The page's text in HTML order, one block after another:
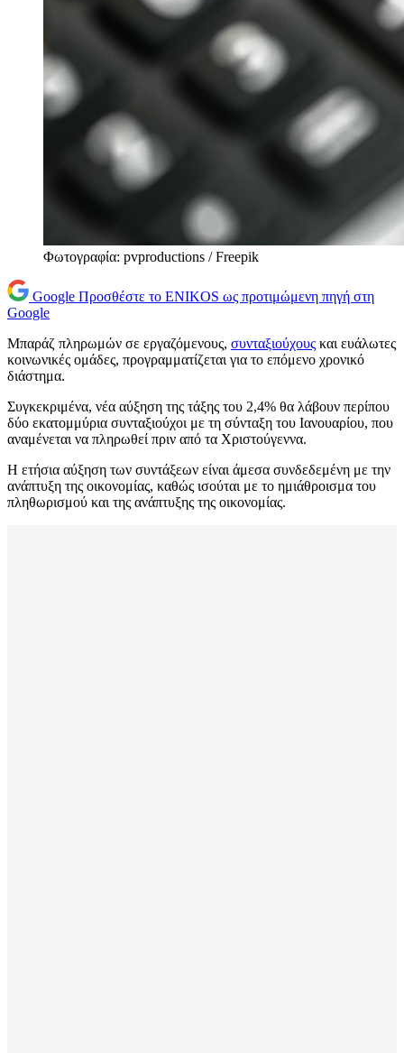
Φωτογραφία: pvproductions / Freepik
Google Προσθέστε το ENIKOS ως προτιμώμενη πηγή στη
Google
Μπαράζ πληρωμών σε εργαζόμενους, συνταξιούχους και ευάλωτες
κοινωνικές ομάδες, προγραμματίζεται για το επόμενο χρονικό
διάστημα.
Συγκεκριμένα, νέα αύξηση της τάξης του 2,4% θα λάβουν περίπου
δύο εκατομμύρια συνταξιούχοι με τη σύνταξη του Ιανουαρίου, που
αναμένεται να πληρωθεί πριν από τα Χριστούγεννα.
Η ετήσια αύξηση των συντάξεων είναι άμεσα συνδεδεμένη με την
ανάπτυξη της οικονομίας, καθώς ισούται με το ημιάθροισμα του
πληθωρισμού και της ανάπτυξης της οικονομίας.